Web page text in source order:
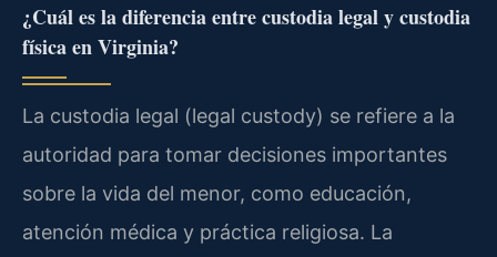
¿Cuál es la diferencia entre custodia legal y custodia
física en Virginia?
La custodia legal (legal custody) se refiere a la
autoridad para tomar decisiones importantes
sobre la vida del menor, como educación,
atención médica y práctica religiosa. La